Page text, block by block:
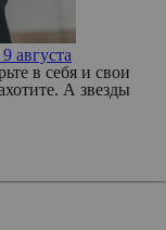
августа
в себя и свои
А звезды